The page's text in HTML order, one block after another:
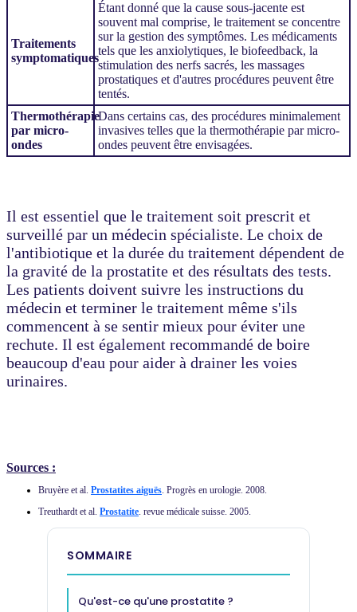
Traitements
symptomatiques
Étant donné que la cause sous-jacente est
souvent mal comprise, le traitement se concentre
sur la gestion des symptômes. Les médicaments
tels que les anxiolytiques, le biofeedback, la
stimulation des nerfs sacrés, les massages
prostatiques et d'autres procédures peuvent être
tentés.
Thermothérapie
par micro-
ondes
Dans certains cas, des procédures minimalement
invasives telles que la thermothérapie par micro-
ondes peuvent être envisagées.
Il est essentiel que le traitement soit prescrit et
surveillé par un médecin spécialiste. Le choix de
l'antibiotique et la durée du traitement dépendent de
la gravité de la prostatite et des résultats des tests.
Les patients doivent suivre les instructions du
médecin et terminer le traitement même s'ils
commencent à se sentir mieux pour éviter une
rechute. Il est également recommandé de boire
beaucoup d'eau pour aider à drainer les voies
urinaires.
Sources :
Bruyère et al. Prostatites aiguës. Progrès en urologie. 2008.
Treuthardt et al. Prostatite. revue médicale suisse. 2005.
SOMMAIRE
Qu'est-ce qu'une prostatite ?